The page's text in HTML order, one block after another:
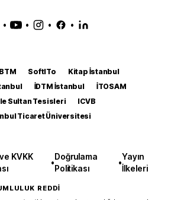
• • • •
BTM SoftITo
Kitap İstanbul
İDTM İstanbul
İTOSAM
Sultan Tesisleri
ICVB
Ticaret Üniversitesi
KVKK
•
Doğrulama
Politikası
•
Yayın
İlkeleri
REDDİ